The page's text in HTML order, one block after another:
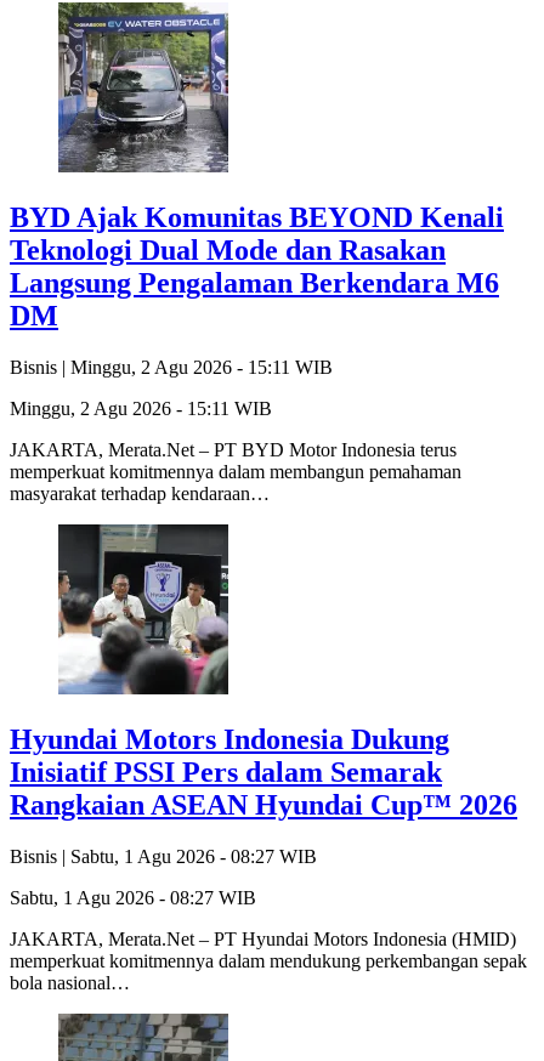
BYD Ajak Komunitas BEYOND Kenali
Teknologi Dual Mode dan Rasakan
Langsung Pengalaman Berkendara M6
DM
Bisnis | Minggu, 2 Agu 2026 - 15:11 WIB
Minggu, 2 Agu 2026 - 15:11 WIB
JAKARTA, Merata.Net – PT BYD Motor Indonesia terus
memperkuat komitmennya dalam membangun pemahaman
masyarakat terhadap kendaraan…
Hyundai Motors Indonesia Dukung
Inisiatif PSSI Pers dalam Semarak
Rangkaian ASEAN Hyundai Cup™ 2026
Bisnis | Sabtu, 1 Agu 2026 - 08:27 WIB
Sabtu, 1 Agu 2026 - 08:27 WIB
JAKARTA, Merata.Net – PT Hyundai Motors Indonesia (HMID)
memperkuat komitmennya dalam mendukung perkembangan sepak
bola nasional…